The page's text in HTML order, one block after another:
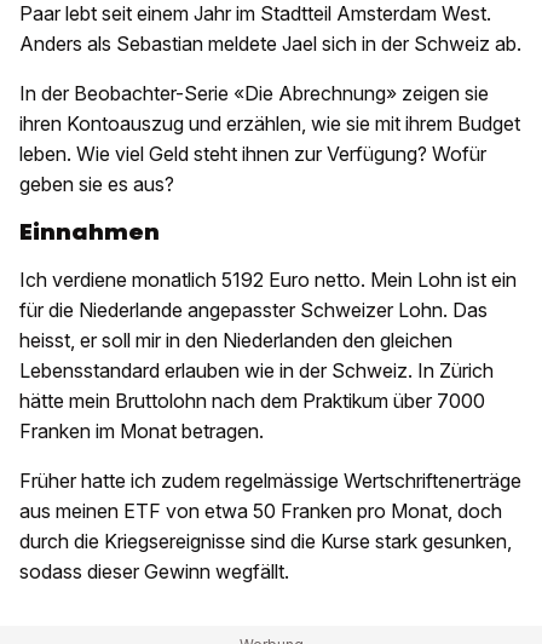
Paar lebt seit einem Jahr im Stadtteil Amsterdam West.
Anders als Sebastian meldete Jael sich in der Schweiz ab.
In der Beobachter-Serie «Die Abrechnung» zeigen sie
ihren Kontoauszug und erzählen, wie sie mit ihrem Budget
leben. Wie viel Geld steht ihnen zur Verfügung? Wofür
geben sie es aus?
Einnahmen
Ich verdiene monatlich 5192 Euro netto. Mein Lohn ist ein
für die Niederlande angepasster Schweizer Lohn. Das
heisst, er soll mir in den Niederlanden den gleichen
Lebensstandard erlauben wie in der Schweiz. In Zürich
hätte mein Bruttolohn nach dem Praktikum über 7000
Franken im Monat betragen.
Früher hatte ich zudem regelmässige Wertschriftenerträge
aus meinen ETF von etwa 50 Franken pro Monat, doch
durch die Kriegsereignisse sind die Kurse stark gesunken,
sodass dieser Gewinn wegfällt.